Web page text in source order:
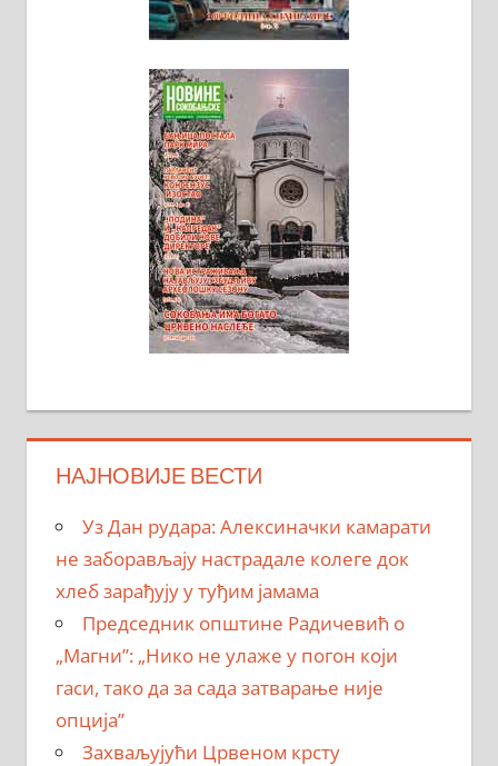
НАЈНОВИЈЕ ВЕСТИ
Уз Дан рудара: Алексиначки камарати
не заборављају настрадале колеге док
хлеб зарађују у туђим јамама
Председник општине Радичевић о
„Магни”: „Нико не улаже у погон који
гаси, тако да за сада затварање није
опција”
Захваљујући Црвеном крсту